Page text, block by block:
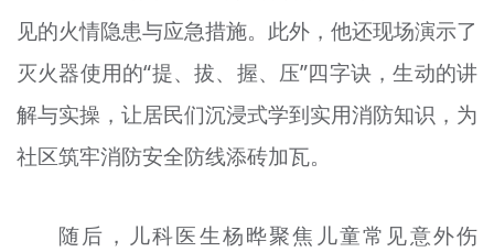
见的火情隐患与应急措施。此外，他还现场演示了
灭火器使用的“提、拔、握、压”四字诀，生动的讲
解与实操，让居民们沉浸式学到实用消防知识，为
社区筑牢消防安全防线添砖加瓦。
随后，儿科医生杨晔聚焦儿童常见意外伤